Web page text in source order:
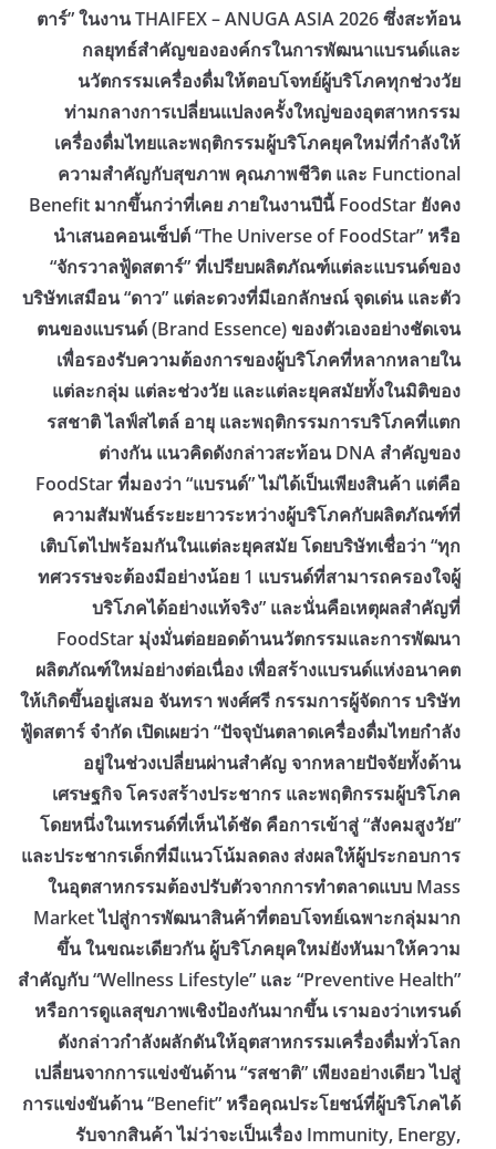
ตาร์” ในงาน THAIFEX – ANUGA ASIA 2026 ซึ่งสะท้อน
กลยุทธ์สำคัญขององค์กรในการพัฒนาแบรนด์และ
นวัตกรรมเครื่องดื่มให้ตอบโจทย์ผู้บริโภคทุกช่วงวัย
ท่ามกลางการเปลี่ยนแปลงครั้งใหญ่ของอุตสาหกรรม
เครื่องดื่มไทยและพฤติกรรมผู้บริโภคยุคใหม่ที่กำลังให้
ความสำคัญกับสุขภาพ คุณภาพชีวิต และ Functional
Benefit มากขึ้นกว่าที่เคย ​ภายในงานปีนี้ FoodStar ยังคง
นำเสนอคอนเซ็ปต์ “The Universe of FoodStar” หรือ
“จักรวาลฟู้ดสตาร์” ที่เปรียบผลิตภัณฑ์แต่ละแบรนด์ของ
บริษัทเสมือน “ดาว” แต่ละดวงที่มีเอกลักษณ์ จุดเด่น และตัว
ตนของแบรนด์ (Brand Essence) ของตัวเองอย่างชัดเจน
เพื่อรองรับความต้องการของผู้บริโภคที่หลากหลายใน
แต่ละกลุ่ม แต่ละช่วงวัย และแต่ละยุคสมัยทั้งในมิติของ
รสชาติ ไลฟ์สไตล์ อายุ และพฤติกรรมการบริโภคที่แตก
ต่างกัน แนวคิดดังกล่าวสะท้อน DNA สำคัญของ
FoodStar ที่มองว่า “แบรนด์” ไม่ได้เป็นเพียงสินค้า แต่คือ
ความสัมพันธ์ระยะยาวระหว่างผู้บริโภคกับผลิตภัณฑ์ที่
เติบโตไปพร้อมกันในแต่ละยุคสมัย โดยบริษัทเชื่อว่า “ทุก
ทศวรรษจะต้องมีอย่างน้อย 1 แบรนด์ที่สามารถครองใจผู้
บริโภคได้อย่างแท้จริง” และนั่นคือเหตุผลสำคัญที่
FoodStar มุ่งมั่นต่อยอดด้านนวัตกรรมและการพัฒนา
ผลิตภัณฑ์ใหม่อย่างต่อเนื่อง เพื่อสร้างแบรนด์แห่งอนาคต
ให้เกิดขึ้นอยู่เสมอ ​จันทรา พงศ์ศรี กรรมการผู้จัดการ บริษัท
ฟู้ดสตาร์ จำกัด เปิดเผยว่า “ปัจจุบันตลาดเครื่องดื่มไทยกำลัง
อยู่ในช่วงเปลี่ยนผ่านสำคัญ จากหลายปัจจัยทั้งด้าน
เศรษฐกิจ โครงสร้างประชากร และพฤติกรรมผู้บริโภค
โดยหนึ่งในเทรนด์ที่เห็นได้ชัด คือการเข้าสู่ “สังคมสูงวัย”
และประชากรเด็กที่มีแนวโน้มลดลง ส่งผลให้ผู้ประกอบการ
ในอุตสาหกรรมต้องปรับตัวจากการทำตลาดแบบ Mass
Market ไปสู่การพัฒนาสินค้าที่ตอบโจทย์เฉพาะกลุ่มมาก
ขึ้น ในขณะเดียวกัน ผู้บริโภคยุคใหม่ยังหันมาให้ความ
สำคัญกับ “Wellness Lifestyle” และ “Preventive Health”
หรือการดูแลสุขภาพเชิงป้องกันมากขึ้น เรามองว่าเทรนด์
ดังกล่าวกำลังผลักดันให้อุตสาหกรรมเครื่องดื่มทั่วโลก
เปลี่ยนจากการแข่งขันด้าน “รสชาติ” เพียงอย่างเดียว ไปสู่
การแข่งขันด้าน “Benefit” หรือคุณประโยชน์ที่ผู้บริโภคได้
รับจากสินค้า ไม่ว่าจะเป็นเรื่อง Immunity, Energy,